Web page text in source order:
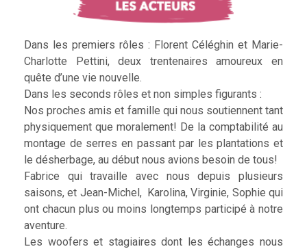
Dans les premiers rôles : Florent Céléghin et Marie-
Charlotte Pettini, deux trentenaires amoureux en
quête d’une vie nouvelle.
Dans les seconds rôles et non simples figurants :
Nos proches amis et famille qui nous soutiennent tant
physiquement que moralement! De la comptabilité au
montage de serres en passant par les plantations et
le désherbage, au début nous avions besoin de tous!
Fabrice qui travaille avec nous depuis plusieurs
saisons, et Jean-Michel, Karolina, Virginie, Sophie qui
ont chacun plus ou moins longtemps participé à notre
aventure.
Les woofers et stagiaires dont les échanges nous